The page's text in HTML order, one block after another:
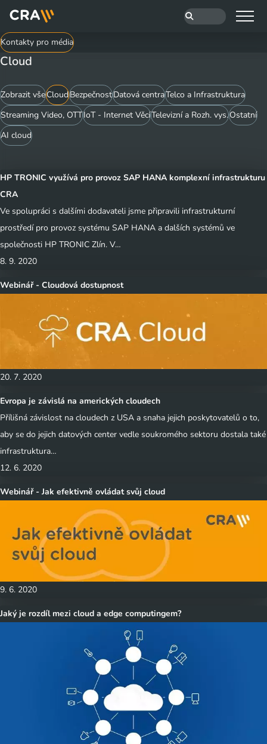
Kontakty pro média
Cloud
Zobrazit všeCloudBezpečnostDatová centraTelco a Infrastruktura
Streaming Video, OTTIoT - Internet VěcíTelevizní a Rozh. vys.Ostatní
AI cloud
HP TRONIC využívá pro provoz SAP HANA komplexní infrastrukturu
CRA
Ve spolupráci s dalšími dodavateli jsme připravili infrastrukturní
prostředí pro provoz systému SAP HANA a dalších systémů ve
společnosti HP TRONIC Zlín. V…
8. 9. 2020
Webinář - Cloudová dostupnost
20. 7. 2020
Evropa je závislá na amerických cloudech
Přílišná závislost na cloudech z USA a snaha jejich poskytovatelů o to,
aby se do jejich datových center vedle soukromého sektoru dostala také
infrastruktura…
12. 6. 2020
Webinář - Jak efektivně ovládat svůj cloud
9. 6. 2020
Jaký je rozdíl mezi cloud a edge computingem?